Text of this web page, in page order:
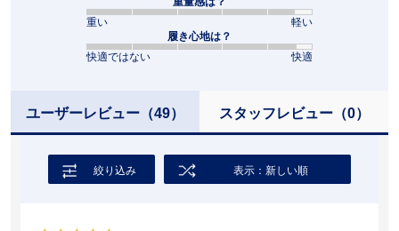
重い
軽い
履き心地は？
快適ではない
快適
ユーザーレビュー（49） スタッフレビュー（0）
絞り込み 表示：新しい順